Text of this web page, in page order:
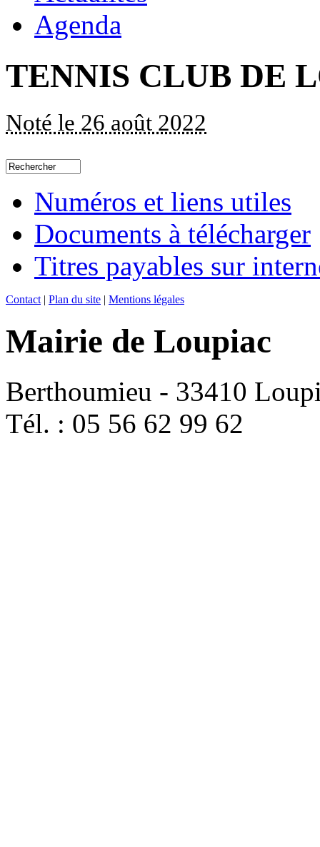
Agenda
TENNIS CLUB DE
Noté le 26 août 2022
Numéros et liens utiles
Documents à télécharger
Titres payables sur
Contact | Plan du site | Mentions légales
Mairie de Loupiac
Berthoumieu - 33410
Tél. : 05 56 62 99 62